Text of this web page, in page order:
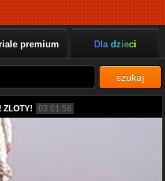
premium Dla dzieci
szukaj
ZLOTY! 03:01:56